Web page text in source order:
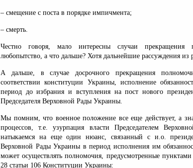
– смещение с поста в порядке импичмента;
– смерть.
Честно говоря, мало интересны случаи прекращения
любопытство, а что дальше? Хотя дальнейшие рассуждения из
А дальше, в случае досрочного прекращения
соответствии конституции Украины, исполнение
период до избрания и вступления на пост нового
Председателя Верховной Рады Украины.
Мы помним, что военное положение все еще действует, а
процессов, т.е. узурпация власти Председателем
натыкаемся на еще один нюанс, связанный с и.о.
Верховной Рады Украины в период исполнения им
может осуществлять полномочия, предусмотренные
28 статьи 106 Конституции Украины: